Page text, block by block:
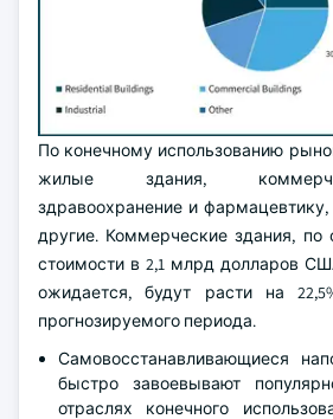
По конечному использованию
жилые здания,
здравоохранение и
другие. Коммерческие здания, по
стоимости в 2,1 млрд долларов
ожидается, будут расти на
прогнозируемого периода.
Самовосстанавливающиеся
быстро завоевывают
отраслях конечного